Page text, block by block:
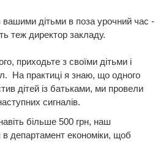
дітьми в поза урочний час -
теж директор закладу.
приходьте з своїми дітьми і
На практиці я знаю, що одного
дітей із батьками, ми провели
сигналів.
більше 500 грн, наш
департамент економіки, щоб